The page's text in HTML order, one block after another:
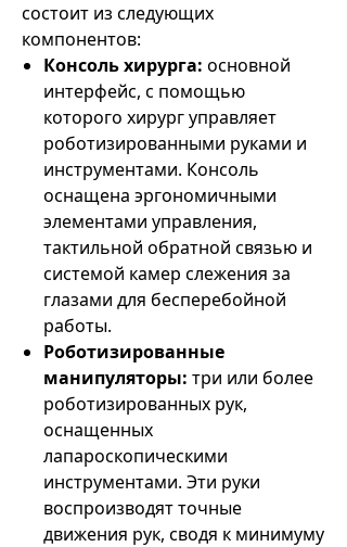
состоит из следующих
компонентов:
Консоль хирурга: основной
интерфейс, с помощью
которого хирург управляет
роботизированными руками и
инструментами. Консоль
оснащена эргономичными
элементами управления,
тактильной обратной связью и
системой камер слежения за
глазами для бесперебойной
работы.
Роботизированные
манипуляторы: три или более
роботизированных рук,
оснащенных
лапароскопическими
инструментами. Эти руки
воспроизводят точные
движения рук, сводя к минимуму